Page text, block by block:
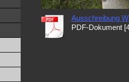
Ausschreibung
PDF-Dokument